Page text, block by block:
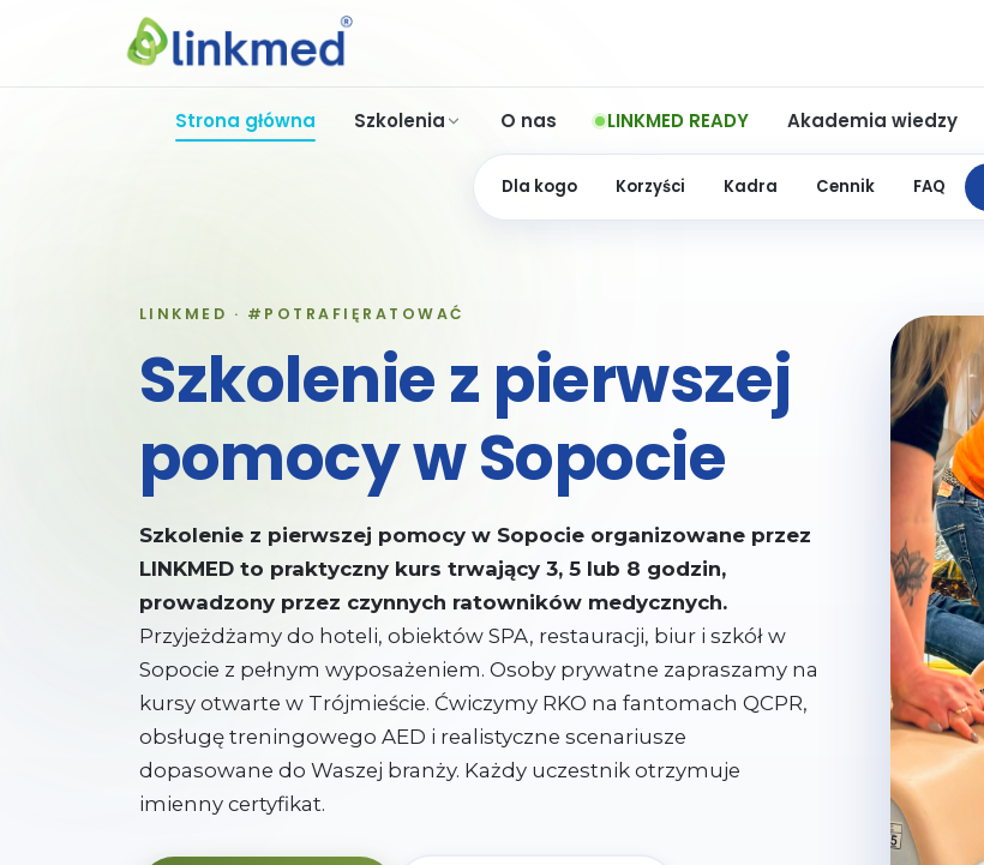
Strona główna Szkolenia O nas LINKMED READY Akademia wiedzy
Dla kogo Korzyści Kadra Cennik FAQ
LINKMED · #POTRAFIĘRATOWAĆ
Szkolenie z pierwszej
pomocy w Sopocie
Szkolenie z pierwszej pomocy w Sopocie organizowane przez
LINKMED to praktyczny kurs trwający 3, 5 lub 8 godzin,
prowadzony przez czynnych ratowników medycznych.
Przyjeżdżamy do hoteli, obiektów SPA, restauracji, biur i szkół w
Sopocie z pełnym wyposażeniem. Osoby prywatne zapraszamy na
kursy otwarte w Trójmieście. Ćwiczymy RKO na fantomach QCPR,
obsługę treningowego AED i realistyczne scenariusze
dopasowane do Waszej branży. Każdy uczestnik otrzymuje
imienny certyfikat.